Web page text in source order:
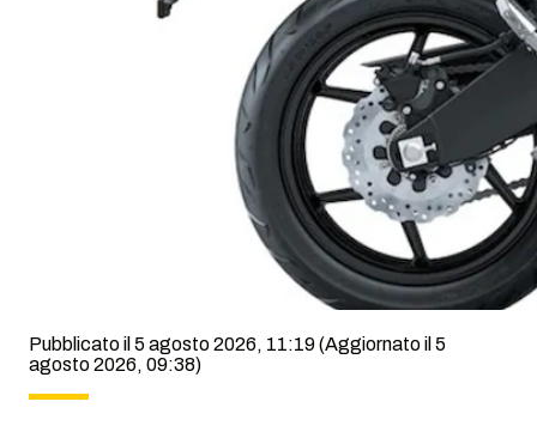
Pubblicato il 5 agosto 2026, 11:19(Aggiornato il 5
agosto 2026, 09:38)